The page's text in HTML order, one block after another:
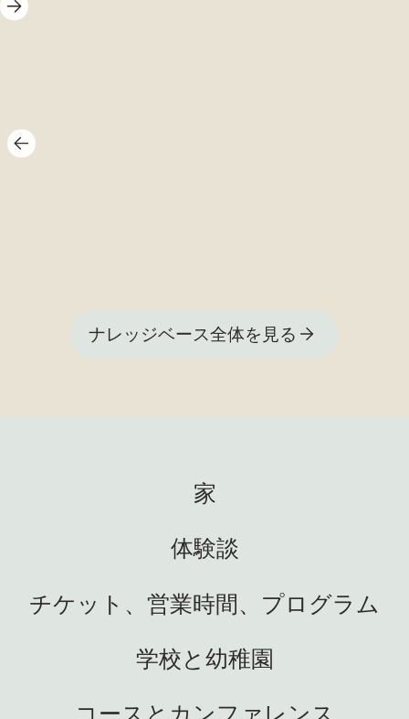
ナレッジベース全体を見る
家
体験談
チケット、営業時間、プログラム
学校と幼稚園
コースとカンファレンス